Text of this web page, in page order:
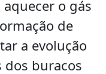
o gás
de
a evolução
dos buracos